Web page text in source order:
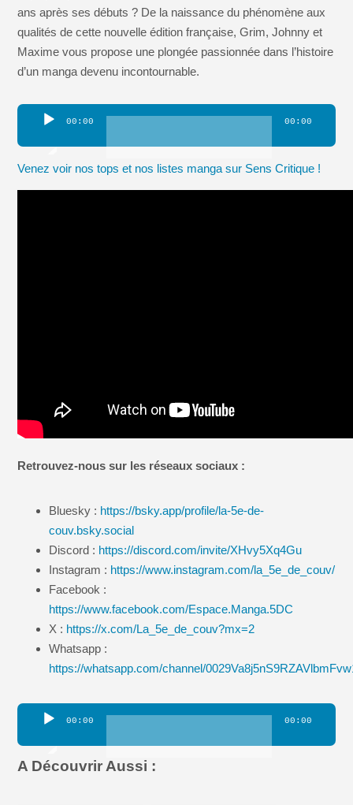
ans après ses débuts ? De la naissance du phénomène aux
qualités de cette nouvelle édition française, Grim, Johnny et
Maxime vous propose une plongée passionnée dans l’histoire
d’un manga devenu incontournable.
Lecteur
00:00 00:00
Venez voir nos tops et nos listes manga sur Sens Critique !
Retrouvez-nous sur les réseaux sociaux :
Bluesky : https://bsky.app/profile/la-5e-de-
couv.bsky.social
Discord : https://discord.com/invite/XHvy5Xq4Gu
Instagram : https://www.instagram.com/la_5e_de_couv/
Facebook :
https://www.facebook.com/Espace.Manga.5DC
X : https://x.com/La_5e_de_couv?mx=2
Whatsapp :
https://whatsapp.com/channel/
Lecteur
00:00 00:00
A Découvrir Aussi :